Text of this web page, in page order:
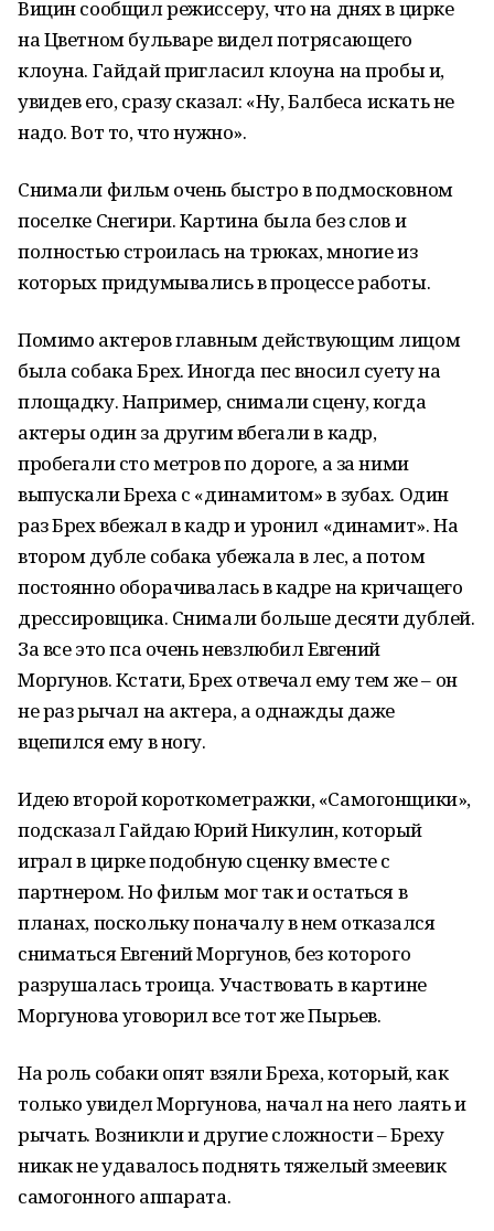
Вицин сообщил режиссеру, что на днях в цирке
на Цветном бульваре видел потрясающего
клоуна. Гайдай пригласил клоуна на пробы и,
увидев его, сразу сказал: «Ну, Балбеса искать не
надо. Вот то, что нужно».
Снимали фильм очень быстро в подмосковном
поселке Снегири. Картина была без слов и
полностью строилась на трюках, многие из
которых придумывались в процессе работы.
Помимо актеров главным действующим лицом
была собака Брех. Иногда пес вносил суету на
площадку. Например, снимали сцену, когда
актеры один за другим вбегали в кадр,
пробегали сто метров по дороге, а за ними
выпускали Бреха с «динамитом» в зубах. Один
раз Брех вбежал в кадр и уронил «динамит». На
втором дубле собака убежала в лес, а потом
постоянно оборачивалась в кадре на кричащего
дрессировщика. Снимали больше десяти дублей.
За все это пса очень невзлюбил Евгений
Моргунов. Кстати, Брех отвечал ему тем же – он
не раз рычал на актера, а однажды даже
вцепился ему в ногу.
Идею второй короткометражки, «Самогонщики»,
подсказал Гайдаю Юрий Никулин, который
играл в цирке подобную сценку вместе с
партнером. Но фильм мог так и остаться в
планах, поскольку поначалу в нем отказался
сниматься Евгений Моргунов, без которого
разрушалась троица. Участвовать в картине
Моргунова уговорил все тот же Пырьев.
На роль собаки опят взяли Бреха, который, как
только увидел Моргунова, начал на него лаять и
рычать. Возникли и другие сложности – Бреху
никак не удавалось поднять тяжелый змеевик
самогонного аппарата.